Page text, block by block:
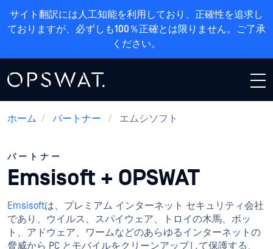
サイト翻訳には人工知能を利用しており、正確性を追求し
ておりますが、必ずしも100％正確とは限りません。ご了承
ください。
ホーム / パートナー / エムシソフト
パートナー
Emsisoft + OPSWAT
Emsisoftは、プレミアム インターネット セキュリティ会社
であり、ウイルス、スパイウェア、トロイの木馬、ボッ
ト、アドウェア、ワームなどのあらゆるインターネットの
脅威から PC とモバイルをクリーンアップして保護する、